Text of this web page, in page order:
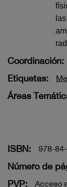
Coordinación:
Etiquetas:
Áreas
ISBN: 978-
Número de
PVP: Acceso